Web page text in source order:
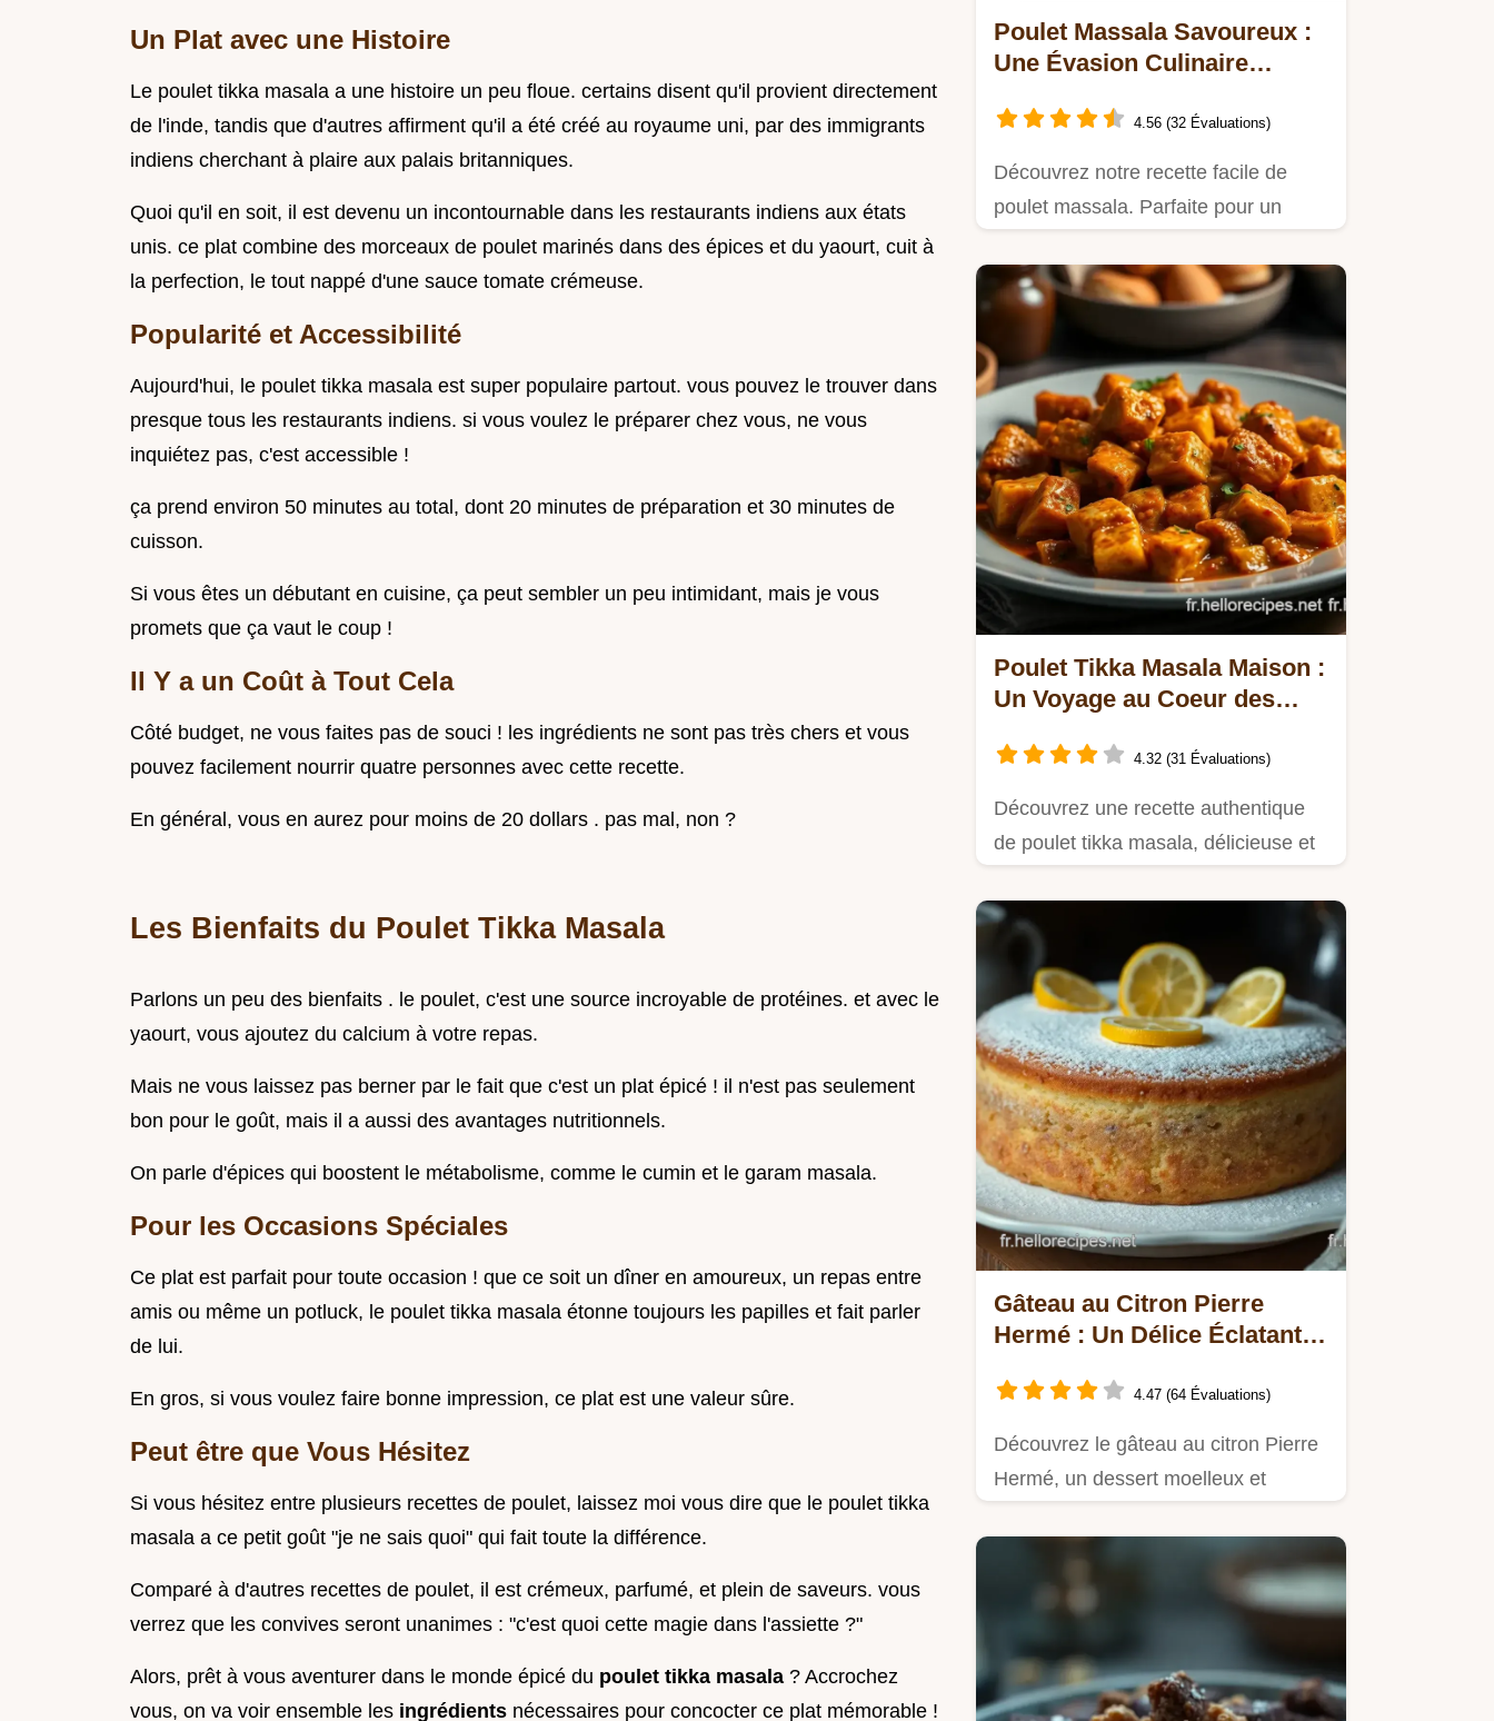
Un Plat avec une Histoire
Le poulet tikka masala a une histoire un peu floue. certains disent qu'il provient directement
de l'inde, tandis que d'autres affirment qu'il a été créé au royaume uni, par des immigrants
indiens cherchant à plaire aux palais britanniques.
Quoi qu'il en soit, il est devenu un incontournable dans les restaurants indiens aux états
unis. ce plat combine des morceaux de poulet marinés dans des épices et du yaourt, cuit à
la perfection, le tout nappé d'une sauce tomate crémeuse.
Popularité et Accessibilité
Aujourd'hui, le poulet tikka masala est super populaire partout. vous pouvez le trouver dans
presque tous les restaurants indiens. si vous voulez le préparer chez vous, ne vous
inquiétez pas, c'est accessible !
ça prend environ 50 minutes au total, dont 20 minutes de préparation et 30 minutes de
cuisson.
Si vous êtes un débutant en cuisine, ça peut sembler un peu intimidant, mais je vous
promets que ça vaut le coup !
Il Y a un Coût à Tout Cela
Côté budget, ne vous faites pas de souci ! les ingrédients ne sont pas très chers et vous
pouvez facilement nourrir quatre personnes avec cette recette.
En général, vous en aurez pour moins de 20 dollars . pas mal, non ?
Les Bienfaits du Poulet Tikka Masala
Parlons un peu des bienfaits . le poulet, c'est une source incroyable de protéines. et avec le
yaourt, vous ajoutez du calcium à votre repas.
Mais ne vous laissez pas berner par le fait que c'est un plat épicé ! il n'est pas seulement
bon pour le goût, mais il a aussi des avantages nutritionnels.
On parle d'épices qui boostent le métabolisme, comme le cumin et le garam masala.
Pour les Occasions Spéciales
Ce plat est parfait pour toute occasion ! que ce soit un dîner en amoureux, un repas entre
amis ou même un potluck, le poulet tikka masala étonne toujours les papilles et fait parler
de lui.
En gros, si vous voulez faire bonne impression, ce plat est une valeur sûre.
Peut être que Vous Hésitez
Si vous hésitez entre plusieurs recettes de poulet, laissez moi vous dire que le poulet tikka
masala a ce petit goût "je ne sais quoi" qui fait toute la différence.
Comparé à d'autres recettes de poulet, il est crémeux, parfumé, et plein de saveurs. vous
verrez que les convives seront unanimes : "c'est quoi cette magie dans l'assiette ?"
Alors, prêt à vous aventurer dans le monde épicé du poulet tikka masala ? Accrochez
vous, on va voir ensemble les ingrédients nécessaires pour concocter ce plat mémorable !
Poulet Massala Savoureux :
Une Évasion Culinaire
4.56 (32 Évaluations)
Découvrez notre recette facile de
poulet massala. Parfaite pour un
Poulet Tikka Masala Maison :
Un Voyage au Coeur des
4.32 (31 Évaluations)
Découvrez une recette authentique
de poulet tikka masala, délicieuse et
Gâteau au Citron Pierre
Hermé : Un Délice Éclatant
4.47 (64 Évaluations)
Découvrez le gâteau au citron Pierre
Hermé, un dessert moelleux et